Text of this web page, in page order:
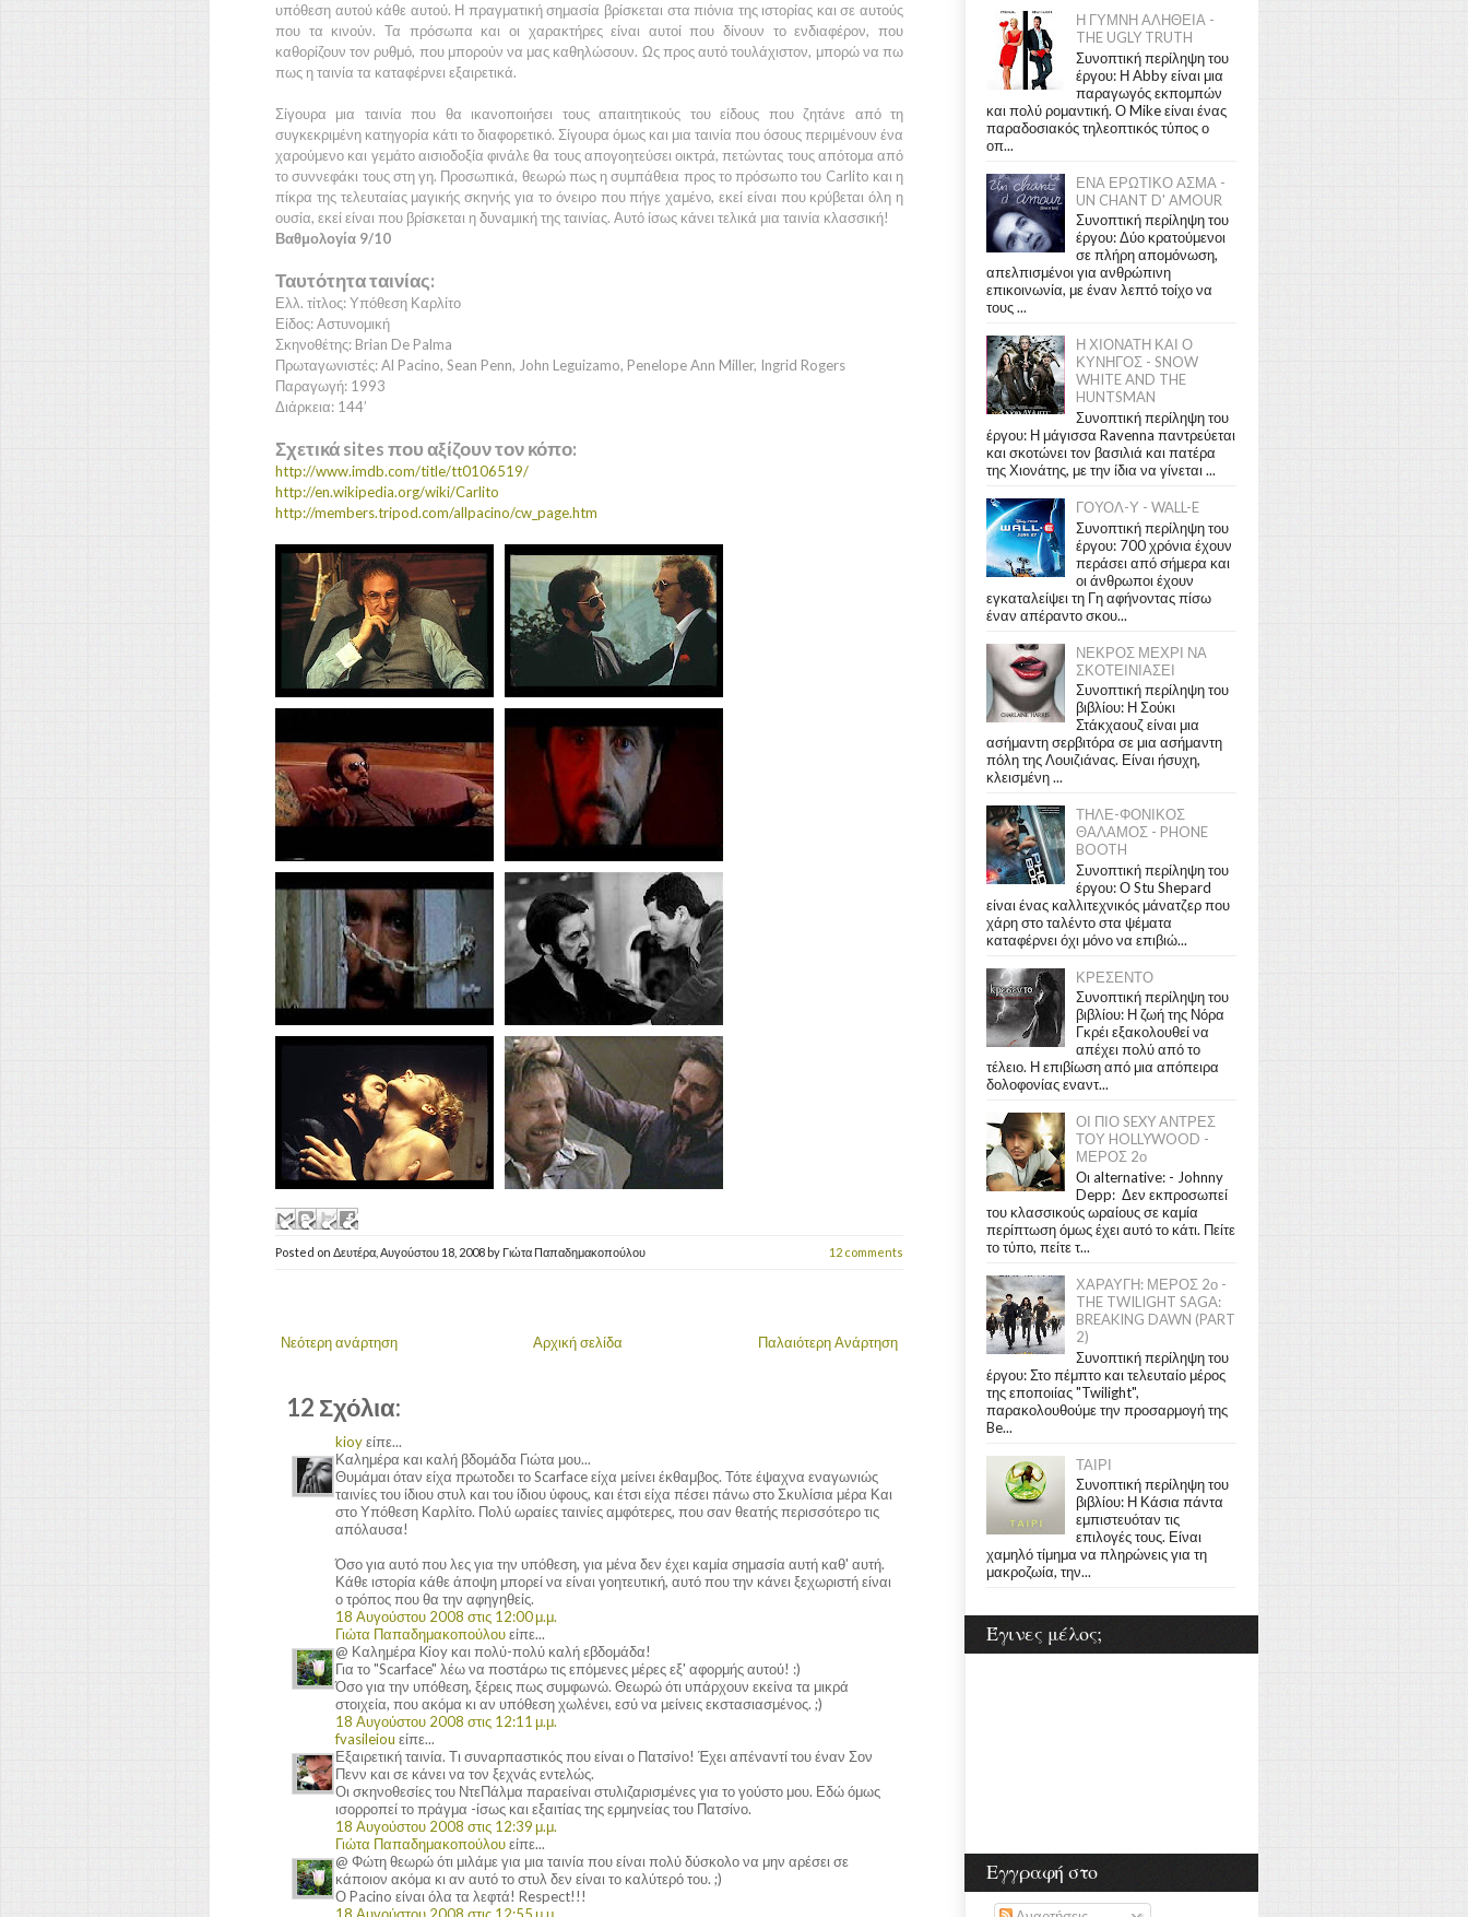
υπόθεση αυτού κάθε αυτού. Η πραγματική σημασία βρίσκεται στα πιόνια της ιστορίας και σε αυτούς
που τα κινούν. Τα πρόσωπα και οι χαρακτήρες είναι αυτοί που δίνουν το ενδιαφέρον, που
καθορίζουν τον ρυθμό, που μπορούν να μας καθηλώσουν. Ως προς αυτό τουλάχιστον, μπορώ να πω
πως η ταινία τα καταφέρνει εξαιρετικά.
Σίγουρα μια ταινία που θα ικανοποιήσει τους απαιτητικούς του είδους που ζητάνε από τη
συγκεκριμένη κατηγορία κάτι το διαφορετικό. Σίγουρα όμως και μια ταινία που όσους περιμένουν ένα
χαρούμενο και γεμάτο αισιοδοξία φινάλε θα τους απογοητεύσει οικτρά, πετώντας τους απότομα από
το συννεφάκι τους στη γη. Προσωπικά, θεωρώ πως η συμπάθεια προς το πρόσωπο του Carlito και η
πίκρα της τελευταίας μαγικής σκηνής για το όνειρο που πήγε χαμένο, εκεί είναι που κρύβεται όλη η
ουσία, εκεί είναι που βρίσκεται η δυναμική της ταινίας. Αυτό ίσως κάνει τελικά μια ταινία κλασσική!
Βαθμολογία 9/10
Ταυτότητα ταινίας:
Ελλ. τίτλος: Υπόθεση Καρλίτο
Είδος: Αστυνομική
Σκηνοθέτης: Brian De Palma
Πρωταγωνιστές: Al Pacino, Sean Penn, John Leguizamo, Penelope Ann Miller, Ingrid Rogers
Παραγωγή: 1993
Διάρκεια: 144’
Σχετικά sites που αξίζουν τον κόπο:
http://www.imdb.com/title/tt0106519/
http://en.wikipedia.org/wiki/Carlito
http://members.tripod.com/allpacino/cw_page.htm
Posted on Δευτέρα, Αυγούστου 18, 2008 by Γιώτα Παπαδημακοπούλου 12 comments
Νεότερη ανάρτηση Παλαιότερη Ανάρτηση
Αρχική σελίδα
12 Σχόλια:
kioyείπε...
Καλημέρα και καλή βδομάδα Γιώτα μου...
Θυμάμαι όταν είχα πρωτοδει το Scarface είχα μείνει έκθαμβος. Τότε έψαχνα εναγωνιώς
ταινίες του ίδιου στυλ και του ίδιου ύφους, και έτσι είχα πέσει πάνω στο Σκυλίσια μέρα Και
στο Υπόθεση Καρλίτο. Πολύ ωραίες ταινίες αμφότερες, που σαν θεατής περισσότερο τις
απόλαυσα!
Όσο για αυτό που λες για την υπόθεση, για μένα δεν έχει καμία σημασία αυτή καθ' αυτή.
Κάθε ιστορία κάθε άποψη μπορεί να είναι γοητευτική, αυτό που την κάνει ξεχωριστή είναι
ο τρόπος που θα την αφηγηθείς.
18 Αυγούστου 2008 στις 12:00 μ.μ.
Γιώτα Παπαδημακοπούλουείπε...
@ Καλημέρα Kioy και πολύ-πολύ καλή εβδομάδα!
Για το "Scarface" λέω να ποστάρω τις επόμενες μέρες εξ' αφορμής αυτού! :)
Όσο για την υπόθεση, ξέρεις πως συμφωνώ. Θεωρώ ότι υπάρχουν εκείνα τα μικρά
στοιχεία, που ακόμα κι αν υπόθεση χωλένει, εσύ να μείνεις εκστασιασμένος. ;)
18 Αυγούστου 2008 στις 12:11 μ.μ.
fvasileiou είπε...
Εξαιρετική ταινία. Τι συναρπαστικός που είναι ο Πατσίνο! Έχει απέναντί του έναν Σον
Πενν και σε κάνει να τον ξεχνάς εντελώς.
Οι σκηνοθεσίες του ΝτεΠάλμα παραείναι στυλιζαρισμένες για το γούστο μου. Εδώ όμως
ισορροπεί το πράγμα -ίσως και εξαιτίας της ερμηνείας του Πατσίνο.
18 Αυγούστου 2008 στις 12:39 μ.μ.
Γιώτα Παπαδημακοπούλουείπε...
@ Φώτη θεωρώ ότι μιλάμε για μια ταινία που είναι πολύ δύσκολο να μην αρέσει σε
κάποιον ακόμα κι αν αυτό το στυλ δεν είναι το καλύτερό του. ;)
Ο Pacino είναι όλα τα λεφτά! Respect!!!
18 Αυγούστου 2008 στις 12:55 μ.μ.
Η ΓΥΜΝΗ ΑΛΗΘΕΙΑ -
THE UGLY TRUTH
Συνοπτική περίληψη του
έργου: Η Abby είναι μια
παραγωγός εκπομπών
και πολύ ρομαντική. Ο Mike είναι ένας
παραδοσιακός τηλεοπτικός τύπος ο
οπ...
ΕΝΑ ΕΡΩΤΙΚΟ ΑΣΜΑ -
UN CHANT D' AMOUR
Συνοπτική περίληψη του
έργου: Δύο κρατούμενοι
σε πλήρη απομόνωση,
απελπισμένοι για ανθρώπινη
επικοινωνία, με έναν λεπτό τοίχο να
τους ...
Η ΧΙΟΝΑΤΗ ΚΑΙ Ο
ΚΥΝΗΓΟΣ - SNOW
WHITE AND THE
HUNTSMAN
Συνοπτική περίληψη του
έργου: Η μάγισσα Ravenna παντρεύεται
και σκοτώνει τον βασιλιά και πατέρα
της Χιονάτης, με την ίδια να γίνεται ...
ΓΟΥΟΛ-Υ - WALL-E
Συνοπτική περίληψη του
έργου: 700 χρόνια έχουν
περάσει από σήμερα και
οι άνθρωποι έχουν
εγκαταλείψει τη Γη αφήνοντας πίσω
έναν απέραντο σκου...
ΝΕΚΡΟΣ ΜΕΧΡΙ ΝΑ
ΣΚΟΤΕΙΝΙΑΣΕΙ
Συνοπτική περίληψη του
βιβλίου: Η Σούκι
Στάκχαουζ είναι μια
ασήμαντη σερβιτόρα σε μια ασήμαντη
πόλη της Λουιζιάνας. Είναι ήσυχη,
κλεισμένη ...
ΤΗΛΕ-ΦΟΝΙΚΟΣ
ΘΑΛΑΜΟΣ - PHONE
BOOTH
Συνοπτική περίληψη του
έργου: Ο Stu Shepard
είναι ένας καλλιτεχνικός μάνατζερ που
χάρη στο ταλέντο στα ψέματα
καταφέρνει όχι μόνο να επιβιώ...
ΚΡΕΣΕΝΤΟ
Συνοπτική περίληψη του
βιβλίου: Η ζωή της Νόρα
Γκρέι εξακολουθεί να
απέχει πολύ από το
τέλειο. Η επιβίωση από μια απόπειρα
δολοφονίας εναντ...
ΟΙ ΠΙΟ SEXY ΑΝΤΡΕΣ
ΤΟΥ HOLLYWOOD -
ΜΕΡΟΣ 2ο
Οι alternative: - Johnny
Depp: Δεν εκπροσωπεί
του κλασσικούς ωραίους σε καμία
περίπτωση όμως έχει αυτό το κάτι. Πείτε
το τύπο, πείτε τ...
ΧΑΡΑΥΓΗ: ΜΕΡΟΣ 2ο -
THE TWILIGHT SAGA:
BREAKING DAWN (PART
2)
Συνοπτική περίληψη του
έργου: Στο πέμπτο και τελευταίο μέρος
της εποποιίας "Twilight",
παρακολουθούμε την προσαρμογή της
Be...
ΤΑΙΡΙ
Συνοπτική περίληψη του
βιβλίου: Η Κάσια πάντα
εμπιστευόταν τις
επιλογές τους. Είναι
χαμηλό τίμημα να πληρώνεις για τη
μακροζωία, την...
Έγινες μέλος;
Εγγραφή στο